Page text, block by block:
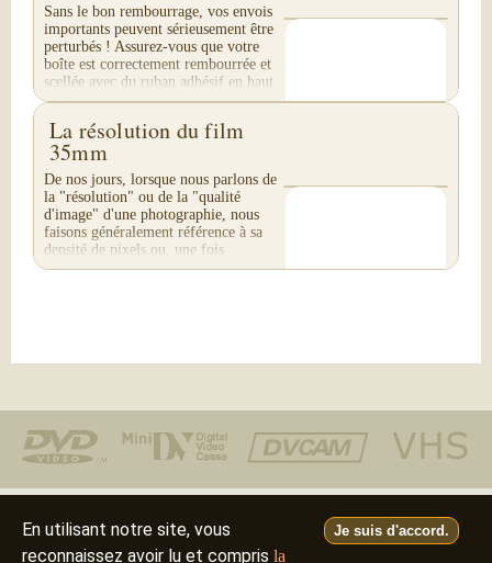
Je suis d'accord.
En utilisant notre site, vous
reconnaissez avoir lu et compris la
Sans le bon rembourrage, vos envois
importants peuvent sérieusement être
perturbés ! Assurez-vous que votre
boîte est correctement rembourrée et
scellée avec du ruban adhésif en haut
et en...
La résolution du film
35mm
De nos jours, lorsque nous parlons de
la "résolution" ou de la "qualité
d'image" d'une photographie, nous
faisons généralement référence à sa
densité de pixels ou, une fois
imprimée, à ses...
Téléphone : (805) 640-8883